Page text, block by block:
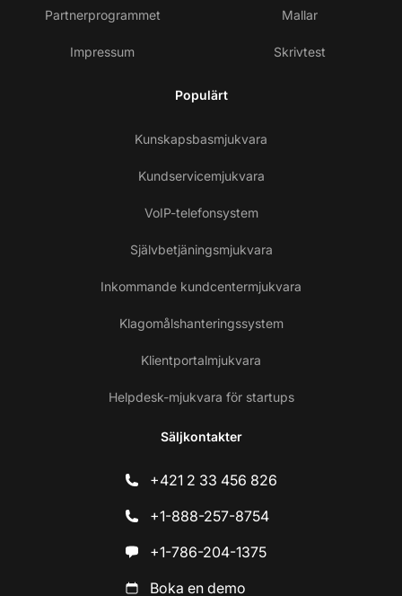
Partnerprogrammet
Impressum
Mallar
Skrivtest
Populärt
Kunskapsbasmjukvara
Kundservicemjukvara
VoIP-telefonsystem
Självbetjäningsmjukvara
Inkommande kundcentermjukvara
Klagomålshanteringssystem
Klientportalmjukvara
Helpdesk-mjukvara för startups
Säljkontakter
+421 2 33 456 826
+1-888-257-8754
+1-786-204-1375
Boka en demo